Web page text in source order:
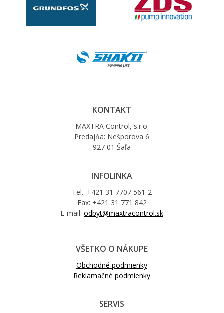
KONTAKT
MAXTRA Control, s.r.o.
Predajňa: Nešporova 6
927 01 Šaľa
INFOLINKA
Tel.: +421 31 7707 561-2
Fax: +421 31 771 842
E-mail: odbyt@maxtracontrol.sk
VŠETKO O NÁKUPE
Obchodné podmienky
Reklamačné podmienky
SERVIS